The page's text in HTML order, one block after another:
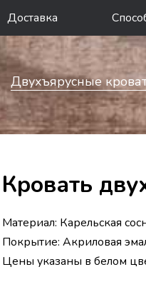
Доставка
Двухъярусные
Кровать
Материал: Карельская
Покрытие: Акриловая
Цены указаны в белом